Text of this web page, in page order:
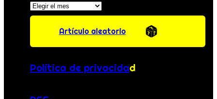
Archivos
Artículo aleatorio
Política de privacidad